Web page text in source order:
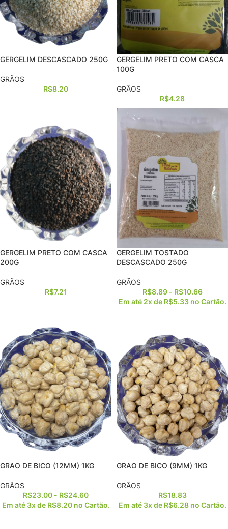
GERGELIM DESCASCADO 250G
GRÃOS
R$8.20
GERGELIM PRETO COM CASCA
100G
GRÃOS
R$4.28
GERGELIM PRETO COM CASCA
200G
GRÃOS
R$7.21
GERGELIM TOSTADO
DESCASCADO 250G
GRÃOS
R$8.89- R$10.66
Em até 2x de R$5.33 no Cartão.
GRAO DE BICO (12MM) 1KG
GRÃOS
R$23.00 - R$24.60
Em até 3x de R$8.20 no Cartão.
GRAO DE BICO (9MM) 1KG
GRÃOS
R$18.83
Em até 3x de R$6.28 no Cartão.